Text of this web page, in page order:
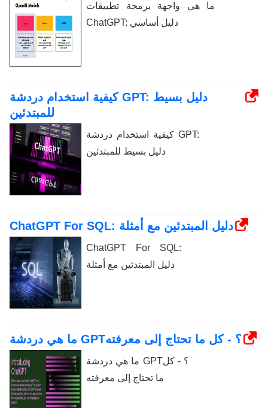
ما هي واجهة برمجة تطبيقات
ChatGPT: دليل أساسي
كيفية استخدام دردشة GPT: دليل بسيط
للمبتدئين
كيفية استخدام دردشة GPT:
دليل بسيط للمبتدئين
ChatGPT For SQL: دليل المبتدئين مع أمثلة
ChatGPT For SQL:
دليل المبتدئين مع أمثلة
ما هي دردشة GPT؟ - كل ما تحتاج إلى معرفته
ما هي دردشة GPT؟ - كل
ما تحتاج إلى معرفته